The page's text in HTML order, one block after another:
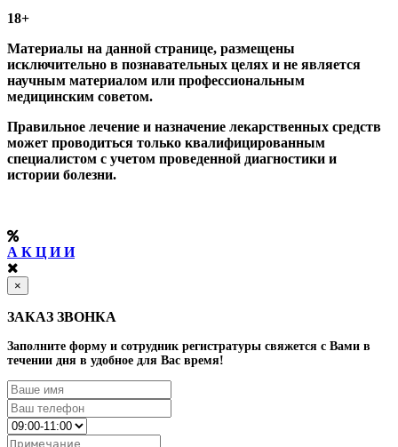
18+
Материалы на данной странице, размещены
исключительно в познавательных целях и не является
научным материалом или профессиональным
медицинским советом.
Правильное лечение и назначение лекарственных средств
может проводиться только квалифицированным
специалистом с учетом проведенной диагностики и
истории болезни.
А К Ц И И
×
ЗАКАЗ ЗВОНКА
Заполните форму и сотрудник регистратуры свяжется с Вами в
течении дня в удобное для Вас время!